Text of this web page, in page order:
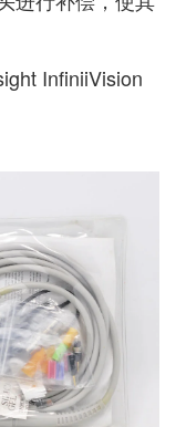
InfiniiVision